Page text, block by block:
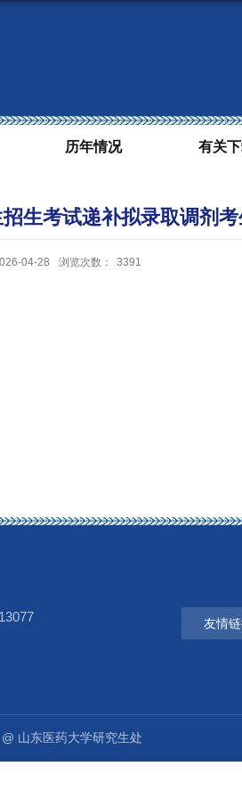
历年情况 有关
生考试递补拟录取调剂
04-28 浏览次数： 3391
友情
山东医药大学研究生处